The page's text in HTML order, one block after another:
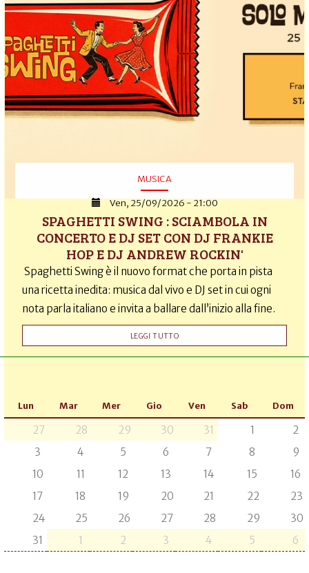
MUSICA
Ven, 25/09/2026 - 21:00
SPAGHETTI SWING : SCIAMBOLA IN
CONCERTO E DJ SET CON DJ FRANKIE
HOP E DJ ANDREW ROCKIN'
Spaghetti Swing è il nuovo format che porta in pista
una ricetta inedita: musica dal vivo e DJ set in cui ogni
nota parla italiano e invita a ballare dall’inizio alla fine.
LEGGI TUTTO
Lun Mar Mer Gio Ven Sab Dom
27 28 29 30 31 1
2
3
4 5 6 7 8
9
10
11 12 13 14 15
16
17
18 19 20 21 22
23
24
25 26 27 28 29
30
31
1 2 3 4 5 6